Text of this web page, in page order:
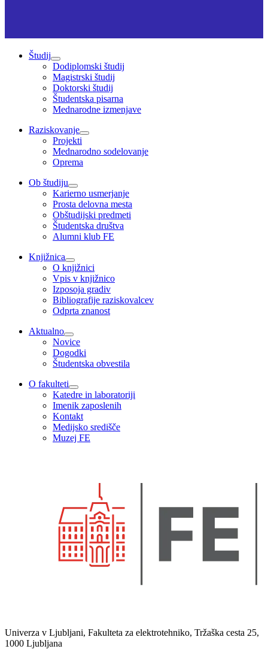
Študij
Dodiplomski študij
Magistrski študij
Doktorski študij
Študentska pisarna
Mednarodne izmenjave
Raziskovanje
Projekti
Mednarodno sodelovanje
Oprema
Ob študiju
Karierno usmerjanje
Prosta delovna mesta
Obštudijski predmeti
Študentska društva
Alumni klub FE
Knjižnica
O knjižnici
Vpis v knjižnico
Izposoja gradiv
Bibliografije raziskovalcev
Odprta znanost
Aktualno
Novice
Dogodki
Študentska obvestila
O fakulteti
Katedre in laboratoriji
Imenik zaposlenih
Kontakt
Medijsko središče
Muzej FE
Univerza v Ljubljani, Fakulteta za elektrotehniko, Tržaška cesta 25,
1000 Ljubljana